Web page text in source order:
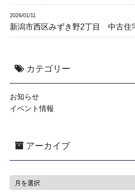
2026/01/11
新潟市西区みずき野2丁目 中古
カテゴリー
お知らせ
イベント情報
アーカイブ